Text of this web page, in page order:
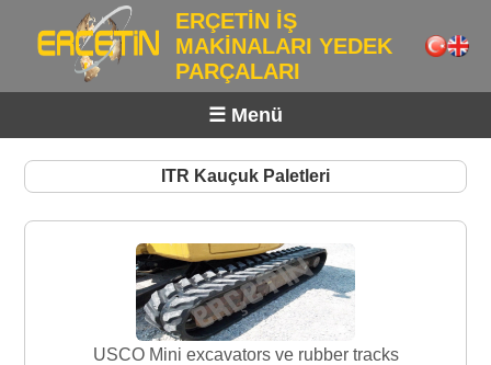
ERÇETİN İŞ
MAKİNALARI YEDEK
PARÇALARI
☰ Menü
ITR Kauçuk Paletleri
USCO Mini excavators ve rubber tracks